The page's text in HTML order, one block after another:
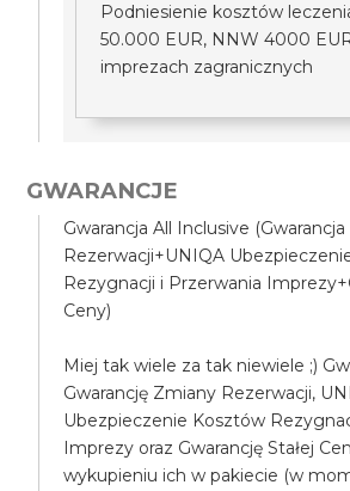
Podniesienie kosztów
50.000 EUR, NNW 4000
imprezach zagranicznych
GWARANCJE
Gwarancja All Inclusive
Rezerwacji+UNIQA
Rezygnacji i Przerwania
Ceny)
Miej tak wiele za tak niewiele ;)
Gwarancję Zmiany Rezerwacji,
Ubezpieczenie Kosztów
Imprezy oraz Gwarancję Stałej
wykupieniu ich w pakiecie (w